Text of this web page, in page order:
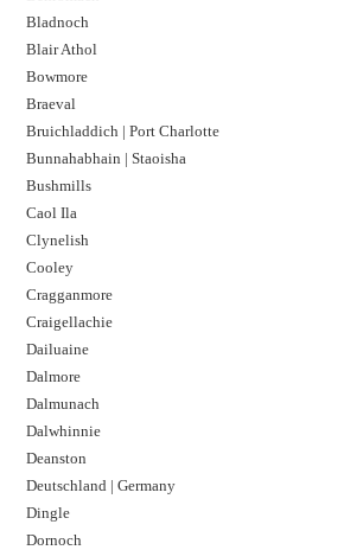
Bladnoch
Blair Athol
Bowmore
Braeval
Bruichladdich | Port Charlotte
Bunnahabhain | Staoisha
Bushmills
Caol Ila
Clynelish
Cooley
Cragganmore
Craigellachie
Dailuaine
Dalmore​
Dalmunach
Dalwhinnie
Deanston
Deutschland | Germany
Dingle
Dornoch